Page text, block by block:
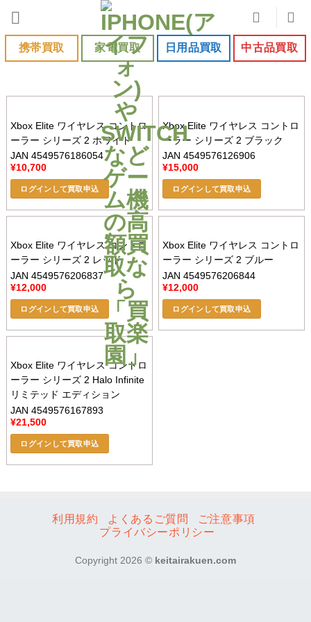
content携帯買取 家電買取 日用品買取 中古品買取
Xbox Elite ワイヤレス コントロ
ーラー シリーズ 2 ホワイト
JAN 4549576186054
¥10,700
ログインして買取申込
Xbox Elite ワイヤレス コントロ
ーラー シリーズ 2 ブラック
JAN 4549576126906
¥15,000
ログインして買取申込
Xbox Elite ワイヤレス コントロ
ーラー シリーズ 2 レッド
JAN 4549576206837
¥12,000
ログインして買取申込
Xbox Elite ワイヤレス コントロ
ーラー シリーズ 2 ブルー
JAN 4549576206844
¥12,000
ログインして買取申込
Xbox Elite ワイヤレス コントロ
ーラー シリーズ 2 Halo Infinite
リミテッド エディション
JAN 4549576167893
¥21,500
ログインして買取申込
利用規約 よくあるご質問
ご注意事項
プライバシーポリシー
Copyright 2026 © keitairakuen.com